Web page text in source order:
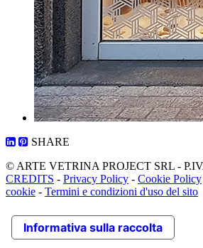
SHARE
© ARTE VETRINA PROJECT SRL -
CREDITS - Privacy Policy - Cookie Policy
cookie - Termini e condizioni d'uso del sito
Informativa sulla raccolta